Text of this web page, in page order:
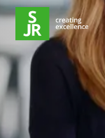
Hoppa till innehåll